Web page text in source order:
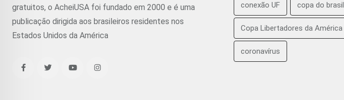
gratuitos, o AcheiUSA foi fundado em 2000 e é uma
publicação dirigida aos brasileiros residentes nos
Estados Unidos da América
conexão UF copa do brasil
Copa Libertadores da América
coronavírus